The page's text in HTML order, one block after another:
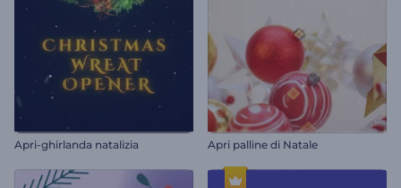
Apri-ghirlanda natalizia Apri palline di Natale